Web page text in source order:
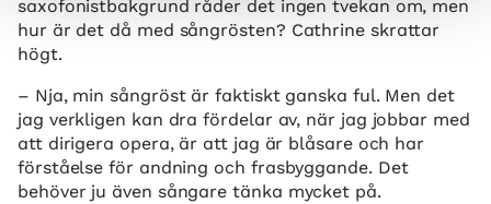
saxofonistbakgrund råder det ingen tvekan om, men
hur är det då med sångrösten? Cathrine skrattar
högt.
– Nja, min sångröst är faktiskt ganska ful. Men det
jag verkligen kan dra fördelar av, när jag jobbar med
att dirigera opera, är att jag är blåsare och har
förståelse för andning och frasbyggande. Det
behöver ju även sångare tänka mycket på.